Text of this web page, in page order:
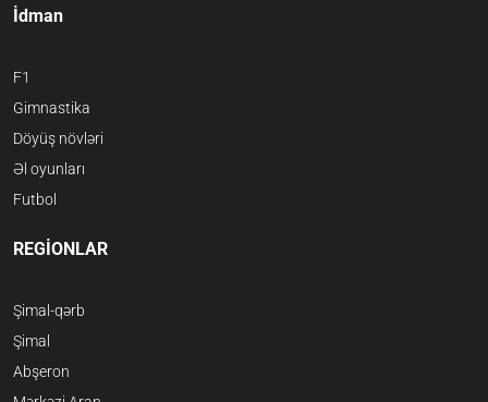
İdman
F1
Gimnastika
Döyüş növləri
Əl oyunları
Futbol
REGİONLAR
Şimal-qərb
Şimal
Abşeron